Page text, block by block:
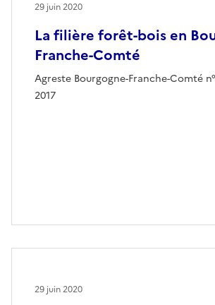
La filière forêt-bois en
Franche-Comté
Agreste Bourgogne-Franche-Comté
2017
29 juin 2020
29 juin 2020